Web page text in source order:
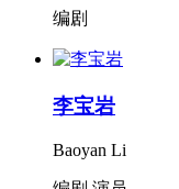
编剧
李宝岩
Baoyan Li